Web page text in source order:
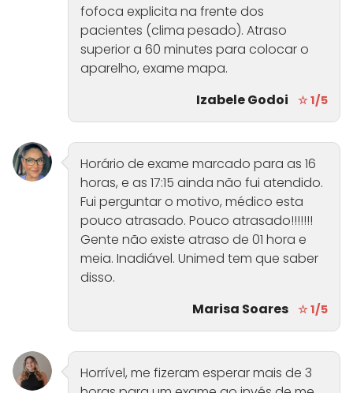
fofoca explicita na frente dos
pacientes (clima pesado). Atraso
superior a 60 minutes para colocar o
aparelho, exame mapa.
Izabele Godoi
☆ 1/5
Horário de exame marcado para as 16
horas, e as 17:15 ainda não fui atendido.
Fui perguntar o motivo, médico esta
pouco atrasado. Pouco atrasado!!!!!!!
Gente não existe atraso de 01 hora e
meia. Inadiável. Unimed tem que saber
disso.
Marisa Soares ☆ 1/5
Horrível, me fizeram esperar mais de 3